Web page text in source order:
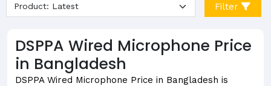
Filter
DSPPA Wired Microphone Price
in Bangladesh
DSPPA Wired Microphone Price in Bangladesh is